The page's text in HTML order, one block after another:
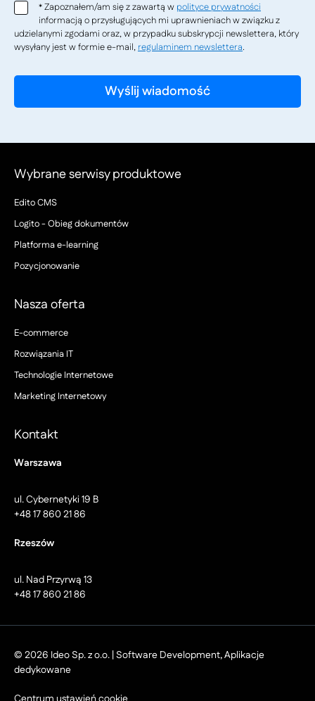
*Zapoznałem/am się z zawartą w polityce prywatności
informacją o przysługujących mi uprawnieniach w związku z
udzielanymi zgodami oraz, w przypadku subskrypcji newslettera, który
wysyłany jest w formie e-mail, regulaminem newslettera.
Wybrane serwisy produktowe
Edito CMS
Logito - Obieg dokumentów
Platforma e-learning
Pozycjonowanie
Nasza oferta
E-commerce
Rozwiązania IT
Technologie Internetowe
Marketing Internetowy
Kontakt
Warszawa
ul. Cybernetyki 19 B
+48 17 860 21 86
Rzeszów
ul. Nad Przyrwą 13
+48 17 860 21 86
© 2026 Ideo Sp. z o.o. | Software Development, Aplikacje
dedykowane